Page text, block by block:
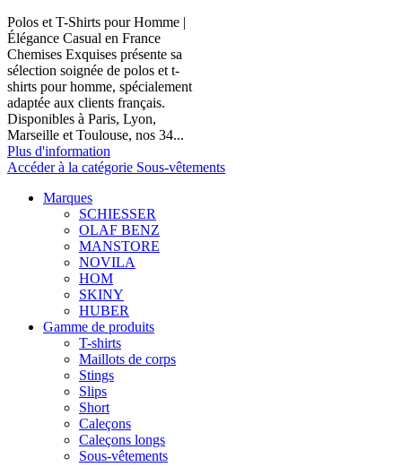
Polos et T-Shirts pour Homme |
Élégance Casual en France
Chemises Exquises présente sa
sélection soignée de polos et t-
shirts pour homme, spécialement
adaptée aux clients français.
Disponibles à Paris, Lyon,
Marseille et Toulouse, nos 34...
Plus d'information
Accéder à la catégorie Sous-vêtements
Marques
SCHIESSER
OLAF BENZ
MANSTORE
NOVILA
HOM
SKINY
HUBER
Gamme de produits
T-shirts
Maillots de corps
Stings
Slips
Short
Caleçons
Caleçons longs
Sous-vêtements